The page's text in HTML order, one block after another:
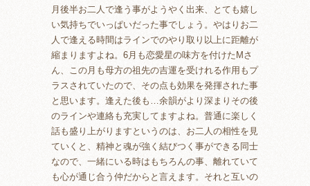
月後半お二人で逢う事がようやく出来、とても嬉し
い気持ちでいっぱいだった事でしょう。やはりお二
人で逢える時間はラインでのやり取り以上に距離が
縮まりますよね。6月も恋愛星の味方を付けたMさ
ん、この月も母方の祖先の吉運を受けれる作用もプ
ラスされていたので、その点も効果を発揮された事
と思います。逢えた後も…余韻がより深まりその後
のラインや連絡も充実してますよね。普通に楽しく
話も盛り上がりますというのは、お二人の相性を見
ていくと、精神と魂が強く結びつく事ができる同士
なので、一緒にいる時はもちろんの事、離れていて
も心が通じ合う仲だからと言えます。それと互いの